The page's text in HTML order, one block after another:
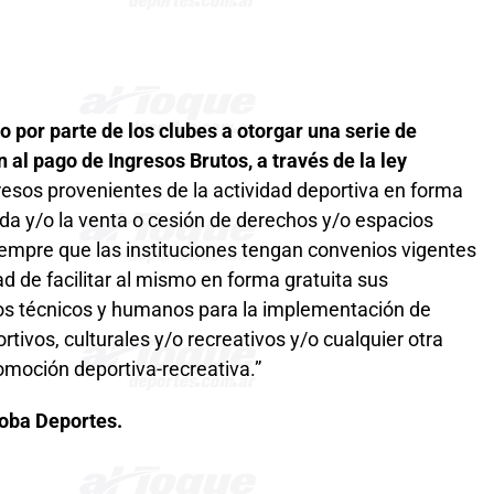
por parte de los clubes a otorgar una serie de
pago de Ingresos Brutos, a través de la ley
provenientes de la actividad deportiva en forma
y/o la venta o cesión de derechos y/o espacios
que las instituciones tengan convenios vigentes
de facilitar al mismo en forma gratuita sus
técnicos y humanos para la implementación de
culturales y/o recreativos y/o cualquier otra
deportiva-recreativa.”
Deportes.